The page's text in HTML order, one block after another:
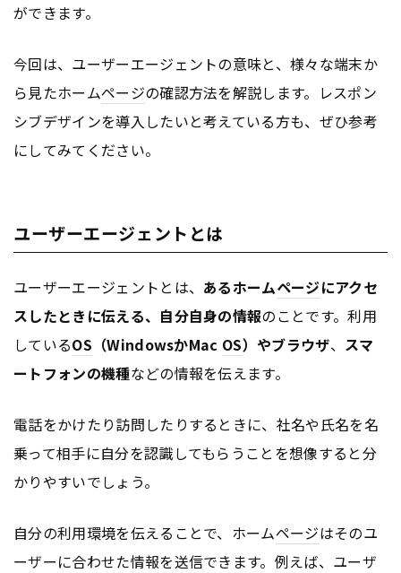
ができます。
今回は、ユーザーエージェントの意味と、様々な端末か
ら見たホームページの確認方法を解説します。レスポン
シブデザインを導入したいと考えている方も、ぜひ参考
にしてみてください。
ユーザーエージェントとは
ユーザーエージェントとは、 あるホームページにアクセ
スしたときに伝える、自分自身の情報のことです。利用
しているOS （WindowsかMac OS）やブラウザ、 スマ
ートフォンの機種などの情報を伝えます。
電話をかけたり訪問したりするときに、社名や氏名を名
乗って相手に自分を認識してもらうことを想像すると分
かりやすいでしょう。
自分の利用環境を伝えることで、ホームページはそのユ
ーザーに合わせた情報を送信できます。例えば、ユーザ